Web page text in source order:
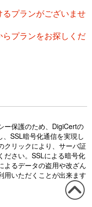
プランがございませ
プランをお探しくだ
ー保護のため、DigiCertの
SSL暗号化通信を実現し
クリックにより、サーバ証
ださい。SSLによる暗号化
よるデータの盗用や改ざん
用いただくことが出来ます